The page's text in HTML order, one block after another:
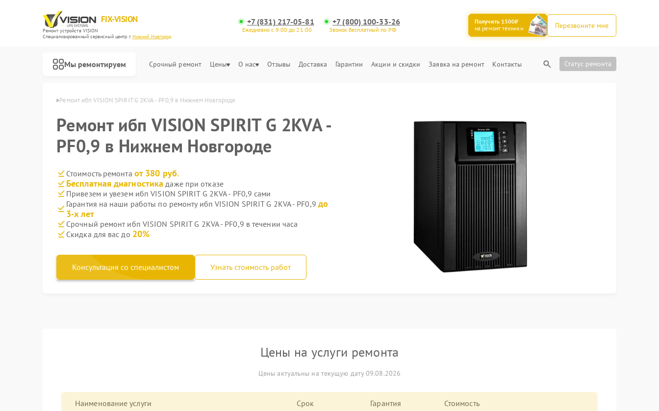
FIX-VISION
Ремонт устройств VISION
Специализированный cервисный центр г.Нижний Новгород
+7 (831) 217-05-81
Ежедневно с 9:00 до 21:00
+7 (800) 100-33-26
Звонок бесплатный по РФ
Получить 1500₽
на ремонт техники
Перезвоните мне
Мы ремонтируем Срочный ремонт Цены О нас Отзывы Доставка Гарантии Акции и скидки Заявка на ремонт Контакты Статус ремонта
Нижнем Новгороде Ремонт ибп VISION SPIRIT G 2KVA - PF0,9 в Нижнем Новгороде
Ремонт ибп VISION SPIRIT G 2KVA -
PF0,9 в Нижнем Новгороде
Стоимость ремонта от 380 руб.
Бесплатная диагностика даже при отказе
Привезем и увезем ибп VISION SPIRIT G 2KVA - PF0,9 сами
Гарантия на наши работы по ремонту ибп VISION SPIRIT G 2KVA - PF0,9 до
3-х лет
Срочный ремонт ибп VISION SPIRIT G 2KVA - PF0,9 в течении часа
Скидка для вас до 20%
Консультация со специалистом Узнать стоимость работ
Цены на услуги ремонта
Цены актуальны на текущую дату 09.08.2026
Наименование услуги Срок Гарантия Стоимость